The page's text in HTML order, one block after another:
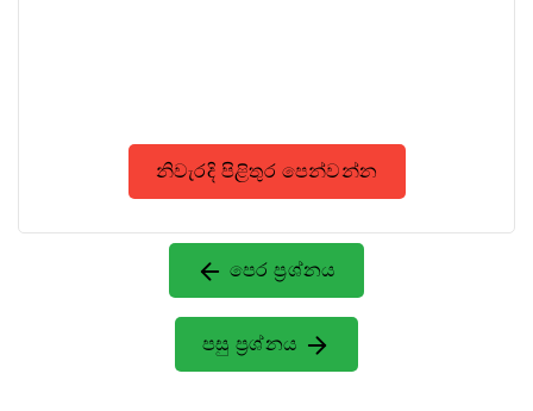
නිවැරදි පිළිතුර පෙන්වන්න
පෙර ප්‍රශ්නය
පසු ප්‍රශ්නය